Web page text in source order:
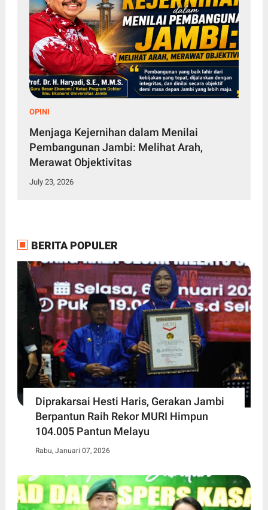
OPINI
Menjaga Kejernihan dalam Menilai
Pembangunan Jambi: Melihat Arah,
Merawat Objektivitas
July 23, 2026
BERITA POPULER
Diprakarsai Hesti Haris, Gerakan Jambi
Berpantun Raih Rekor MURI Himpun
104.005 Pantun Melayu
Rabu, Januari 07, 2026